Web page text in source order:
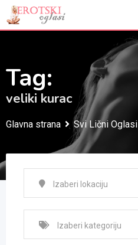
Skip
to
Tag:
veliki kurac
Glavna strana Svi Lični Oglasi